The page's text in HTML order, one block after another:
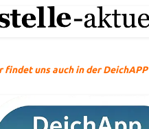
findet uns auch in der DeichAPP